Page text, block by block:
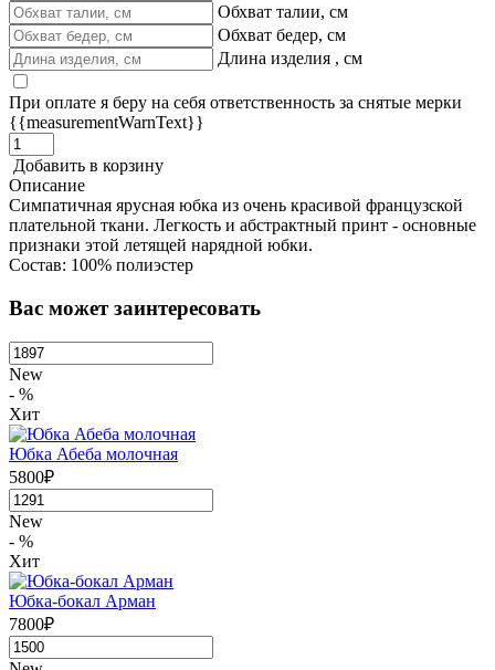
Обхват талии, см
Обхват бедер, см
Длина изделия , см
При оплате я беру на себя ответственность за снятые мерки
{{measurementWarnText}}
Добавить в корзину
Описание
Симпатичная ярусная юбка из очень красивой французской
плательной ткани. Легкость и абстрактный принт - основные
признаки этой летящей нарядной юбки.
Состав: 100% полиэстер
Вас может заинтересовать
New
- %
Хит
Юбка Абеба молочная
5800₽
New
- %
Хит
Юбка-бокал Арман
7800₽